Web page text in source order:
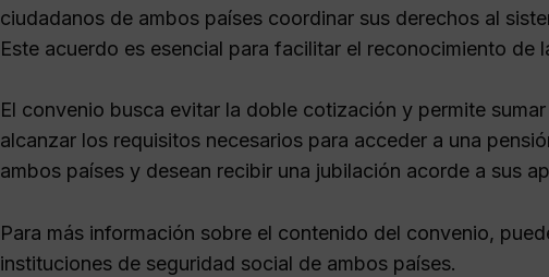
ciudadanos de ambos países coordinar sus derechos al
Este acuerdo es esencial para facilitar el reconocimiento de
El convenio busca evitar la doble cotización y permite
alcanzar los requisitos necesarios para acceder a una
ambos países y desean recibir una jubilación acorde a sus
Para más información sobre el contenido del convenio,
instituciones de seguridad social de ambos países.